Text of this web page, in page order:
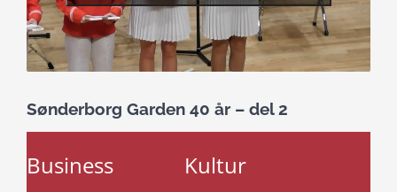
Sønderborg Garden 40 år – del 2
Business
Kultur